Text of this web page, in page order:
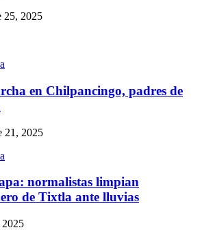
25, 2025
en Chilpancingo, padres de
21, 2025
normalistas limpian
de Tixtla ante lluvias
2025